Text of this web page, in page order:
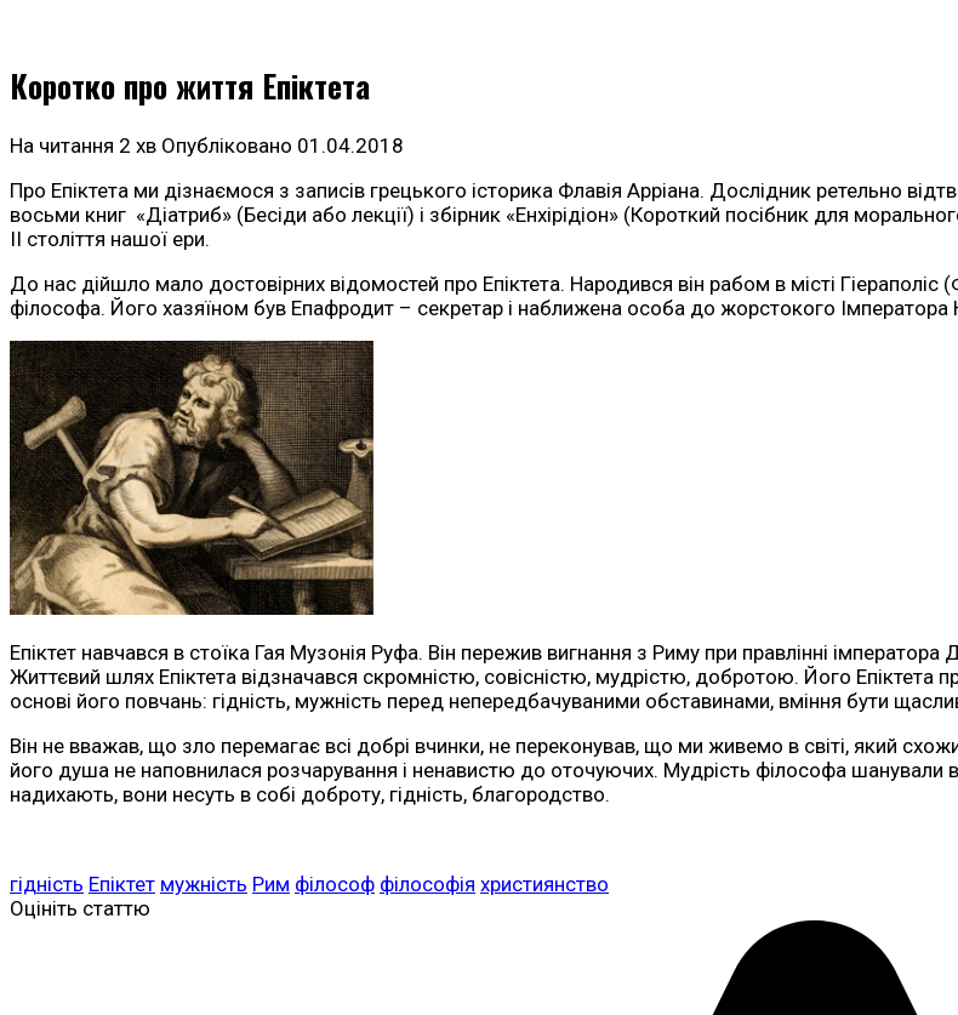
Коротко про життя Епіктета
На читання 2 хв Опубліковано 01.04.2018
Про Епіктета ми дізнаємося з записів грецького історика Флавія Арріана. Дослідник ретельно
восьми книг «Діатриб» (Бесіди або лекції) і збірник «Енхірідіон» (Короткий посібник для
II століття нашої ери.
До нас дійшло мало достовірних відомостей про Епіктета. Народився він рабом в місті
філософа. Його хазяїном був Епафродит – секретар і наближена особа до жорстокого Імператора
Епіктет навчався в стоїка Гая Музонія Руфа. Він пережив вигнання з Риму при правлінні
Життєвий шлях Епіктета відзначався скромністю, совісністю, мудрістю, добротою. Його Епіктета
основі його повчань: гідність, мужність перед непередбачуваними обставинами, вміння бути
Він не вважав, що зло перемагає всі добрі вчинки, не переконував, що ми живемо в світі, який
його душа не наповнилася розчарування і ненавистю до оточуючих. Мудрість філософа шанували в
надихають, вони несуть в собі доброту, гідність, благородство.
гідність Епіктет мужність Рим філософ філософія християнство
Оцініть статтю